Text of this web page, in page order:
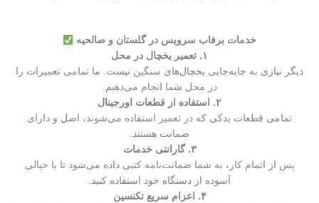
خدمات برفاب سرویس در گلستان و صالحیه
۱. تعمیر یخچال در محل
دیگر نیازی به جابه‌جایی یخچال‌های سنگین نیست. ما تمامی تعمیرات را
در محل شما انجام می‌دهیم.
۲. استفاده از قطعات اورجینال
تمامی قطعات یدکی که در تعمیر استفاده می‌شوند، اصل و دارای
ضمانت هستند.
۳. گارانتی خدمات
پس از اتمام کار، به شما ضمانت‌نامه کتبی داده می‌شود تا با خیالی
آسوده از دستگاه خود استفاده کنید.
۴. اعزام سریع تکنسین